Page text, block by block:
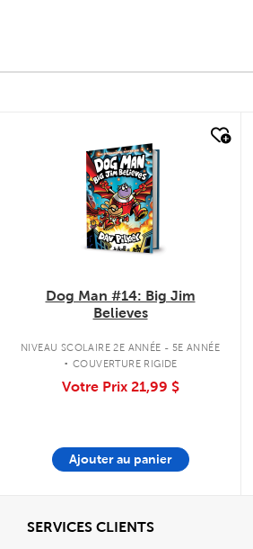
Dog Man #14: Big Jim
Believes
NIVEAU SCOLAIRE 2E ANNÉE - 5E ANNÉE
. COUVERTURE RIGIDE
Votre Prix 21,99 $
Ajouter au panier
SERVICES CLIENTSAfficher